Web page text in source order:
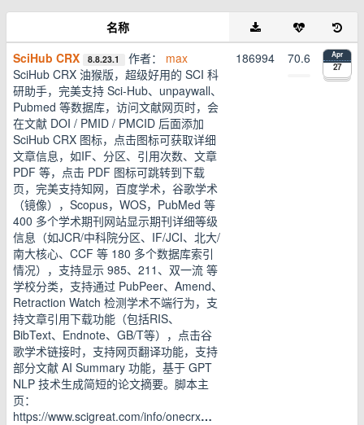
名称
SciHub CRX
8.8.23.1 作者： max
SciHub CRX 油猴版，超级好用的 SCI 科
研助手，完美支持 Sci-Hub、unpaywall、
Pubmed 等数据库，访问文献网页时，会
在文献 DOI / PMID / PMCID 后面添加
SciHub CRX 图标，点击图标可获取详细
文章信息，如IF、分区、引用次数、文章
PDF 等，点击 PDF 图标可跳转到下载
页，完美支持知网，百度学术，谷歌学术
（镜像），Scopus，WOS，PubMed 等
400 多个学术期刊网站显示期刊详细等级
信息（如JCR/中科院分区、IF/JCI、北大/
南大核心、CCF 等 180 多个数据库索引
情况），支持显示 985、211、双一流 等
学校分类，支持通过 PubPeer、Amend、
Retraction Watch 检测学术不端行为，支
持文章引用下载功能（包括RIS、
BibText、Endnote、GB/T等），点击谷
歌学术链接时，支持网页翻译功能，支持
部分文献 AI Summary 功能，基于 GPT
NLP 技术生成简短的论文摘要。脚本主
页：
https://www.scigreat.com/info/onecrx…
186994 70.6 Apr
27